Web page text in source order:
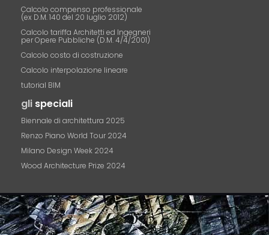
Calcolo compenso professionale
(ex D.M. 140 del 20 luglio 2012)
Calcolo tariffa Architetti ed Ingegneri
per Opere Pubbliche (D.M. 4/4/2001)
Calcolo costo di costruzione
Calcolo interpolazione lineare
tutorial BIM
gli speciali
Biennale di architettura 2025
Renzo Piano World Tour 2024
Milano Design Week 2024
Wood Architecture Prize 2024